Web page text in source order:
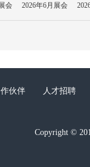
会 2026年6月展会
伙伴 人才招聘
Copyright ©